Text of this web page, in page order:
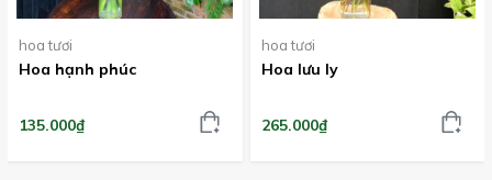
hoa tươi
Hoa hạnh phúc
135.000₫
hoa tươi
Hoa lưu ly
265.000₫